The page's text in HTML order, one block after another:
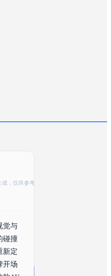
成，仅供参考
觉与
碰撞
新定
开场